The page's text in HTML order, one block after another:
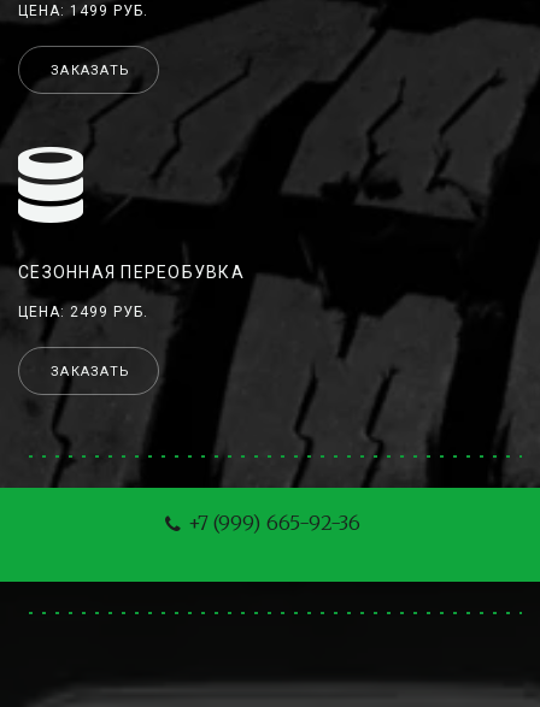
ЦЕНА: 1499 РУБ.
ЗАКАЗАТЬ
СЕЗОННАЯ ПЕРЕОБУВКА
ЦЕНА: 2499 РУБ.
ЗАКАЗАТЬ
+7 (999) 665-92-36